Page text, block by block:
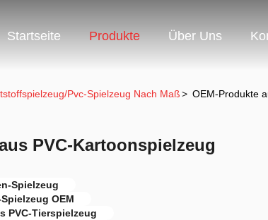
Startseite Produkte Über Uns
Pvc-Spielzeug Nach Maß> OEM-Produkte
PVC-Kartoonspielzeug
Spielzeug
OEM
PVC-Tierspielzeug